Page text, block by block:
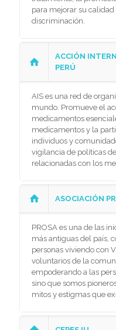
para mejorar su
discriminación.
ACCIÓN
PERÚ
AIS es una red de
mundo. Promueve el
medicamentos
medicamentos y la
individuos y
vigilancia de políticas
relacionadas con los
ASOCIACIÓN
PROSA es una de las
más antiguas del país,
personas viviendo con
voluntarios de la
empoderando a las
sino que somos
mitos y estigmas que